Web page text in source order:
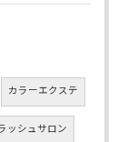
カラーエクステ
ッシュサロン